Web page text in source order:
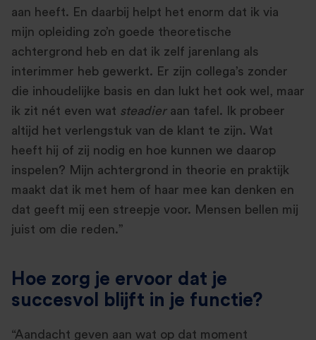
aan heeft. En daarbij helpt het enorm dat ik via
mijn opleiding zo’n goede theoretische
achtergrond heb en dat ik zelf jarenlang als
interimmer heb gewerkt. Er zijn collega’s zonder
die inhoudelijke basis en dan lukt het ook wel, maar
ik zit nét even wat steadieraan tafel. Ik probeer
altijd het verlengstuk van de klant te zijn. Wat
heeft hij of zij nodig en hoe kunnen we daarop
inspelen? Mijn achtergrond in theorie en praktijk
maakt dat ik met hem of haar mee kan denken en
dat geeft mij een streepje voor. Mensen bellen mij
juist om die reden.”
Hoe zorg je ervoor dat je
succesvol blijft in je functie?
“Aandacht geven aan wat op dat moment